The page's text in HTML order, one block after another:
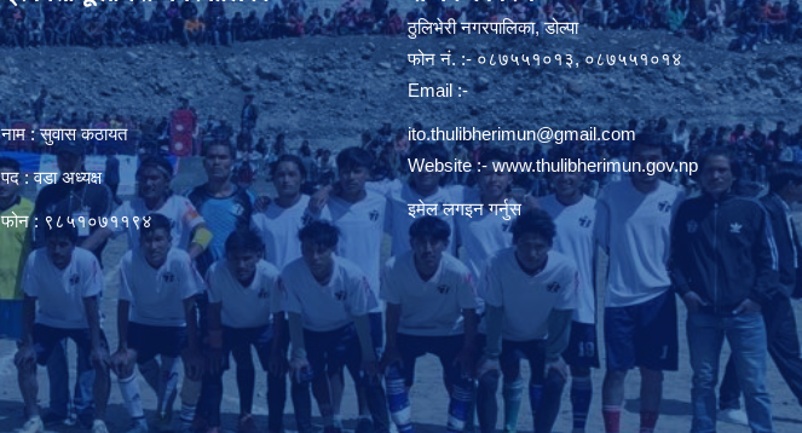
नाम : सुवास कठायत
पद : वडा अध्यक्ष
फोन : ९८५१०७११९४
ठुलिभेरी नगरपालिका, डोल्पा
फोन नं. :- ०८७५५१०१३, ०८७५५१०१४
Email :-
ito.thulibherimun@gmail.com
Website :-www.thulibherimun.gov.np
इमेल लगइन गर्नुस